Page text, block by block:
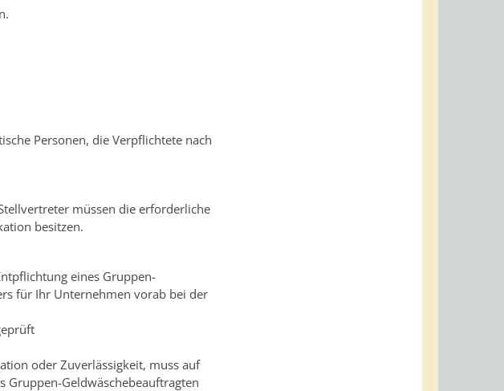
Personen, die Verpflichtete nach
müssen die erforderliche
besitzen.
eines Gruppen-
für Ihr Unternehmen vorab bei der
oder Zuverlässigkeit, muss auf
Gruppen-Geldwäschebeauftragten